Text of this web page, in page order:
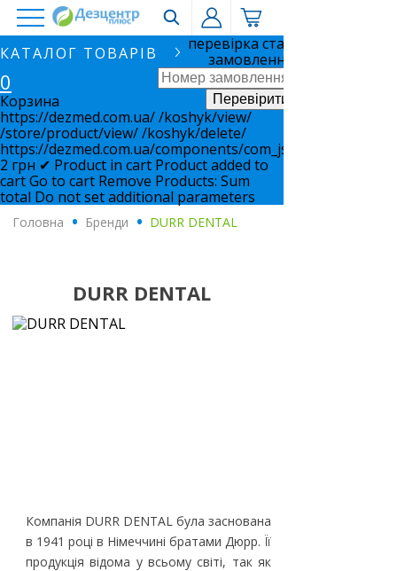
КАТАЛОГ ТОВАРІВ
перевірка статусу
замовлення
0
Корзина
https://dezmed.com.ua//koshyk/view/
/store/product/view//koshyk/delete/
https://dezmed.com.ua/components/com_jshopping/files/
2 грн ✔ Product in cart Product added to
cartGo to cart Remove Products: Sum
total Do not set additional parameters
Головна . Бренди . DURR DENTAL
DURR DENTAL
Компанія DURR DENTAL була заснована
в 1941 році в Німеччині братами Дюрр. Її
продукція відома у всьому світі, так як